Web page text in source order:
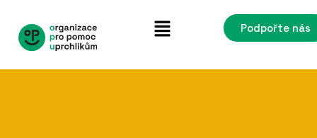
Podpořte nás